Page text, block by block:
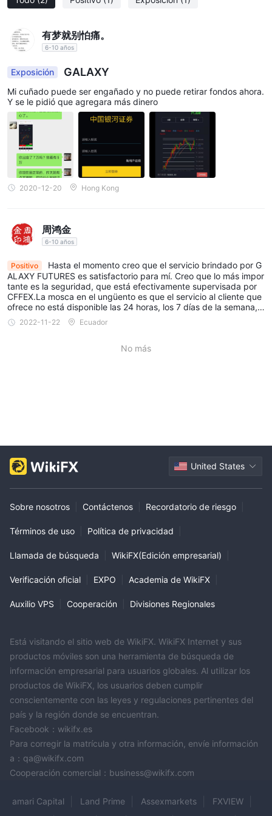
有梦就别怕痛。
6-10 años
Exposición GALAXY
Mi cuñado puede ser engañado y no puede retirar fondos ahora.
Y se le pidió que agregara más dinero
2020-12-20 Hong Kong
周鸿金
6-10 años
Positivo
Hasta el momento creo que el servicio brindado por G
ALAXY FUTURES es satisfactorio para mí. Creo que lo más impor
tante es la seguridad, que está efectivamente supervisada por
CFFEX.La mosca en el ungüento es que el servicio al cliente que
ofrece no está disponible las 24 horas, los 7 días de la semana, l
o que significa que no recibo una respuesta oportuna.
2022-11-22 Ecuador
No más
United States
Sobre nosotros Contáctenos Recordatorio de riesgo
Términos de uso Política de privacidad
Llamada de búsqueda WikiFX(Edición empresarial)
Verificación oficial EXPO Academia de WikiFX
Auxilio VPS Cooperación Divisiones Regionales
Está visitando el sitio web de WikiFX. WikiFX Internet y sus
productos móviles son una herramienta de búsqueda de
información empresarial para usuarios globales. Al utilizar los
productos de WikiFX, los usuarios deben cumplir
conscientemente con las leyes y regulaciones pertinentes del
país y la región donde se encuentran.
Facebook：wikifx.es
Para corregir la matrícula y otra información, envíe información
a：qa@wikifx.com
Cooperación comercial：business@wikifx.com
amari Capital Land Prime Assexmarkets
FXVIEW